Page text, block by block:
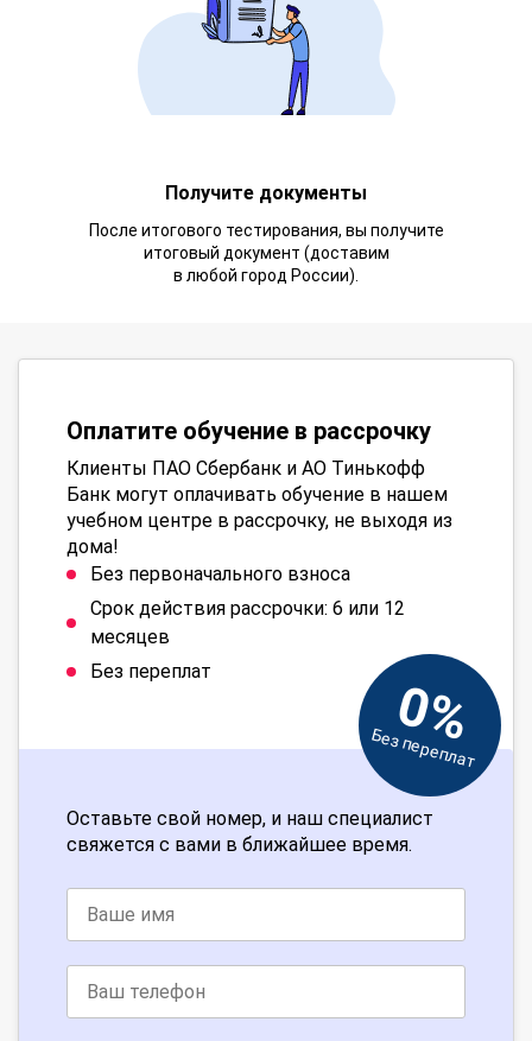
Получите документы
После итогового тестирования, вы получите
итоговый документ (доставим
в любой город России).
Оплатите обучение в рассрочку
Клиенты ПАО Сбербанк и АО Тинькофф
Банк могут оплачивать обучение в нашем
учебном центре в рассрочку, не выходя из
дома!
Без первоначального взноса
Срок действия рассрочки: 6 или 12
месяцев
Без переплат
0%
Без переплат
Оставьте свой номер, и наш специалист
свяжется с вами в ближайшее время.